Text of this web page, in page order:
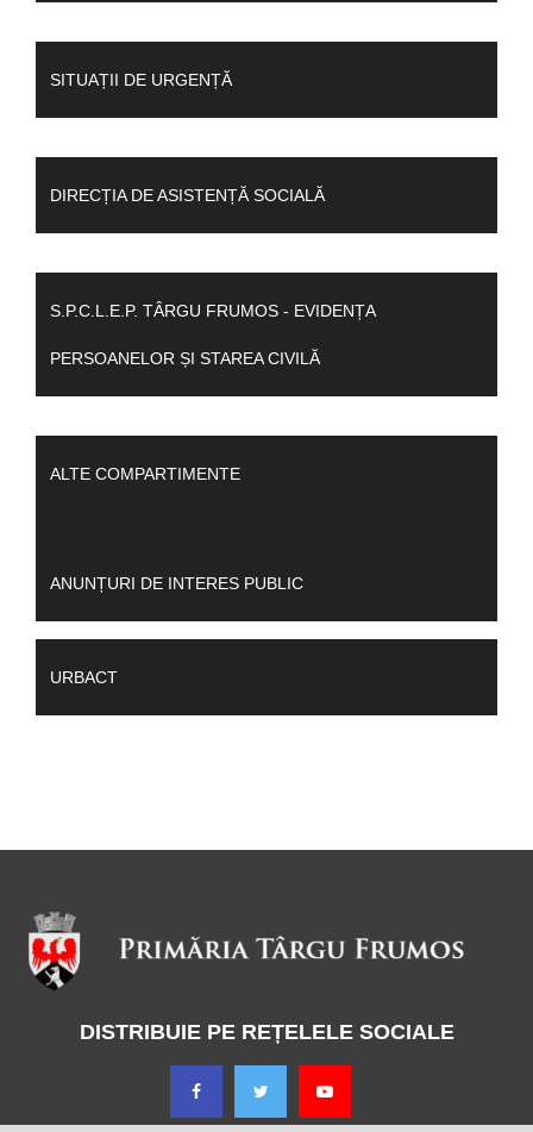
SITUAȚII DE URGENȚĂ
DIRECȚIA DE ASISTENȚĂ SOCIALĂ
S.P.C.L.E.P. TÂRGU FRUMOS - EVIDENȚA
PERSOANELOR ȘI STAREA CIVILĂ
ALTE COMPARTIMENTE
ANUNȚURI DE INTERES PUBLIC
URBACT
DISTRIBUIE PE REȚELELE SOCIALE